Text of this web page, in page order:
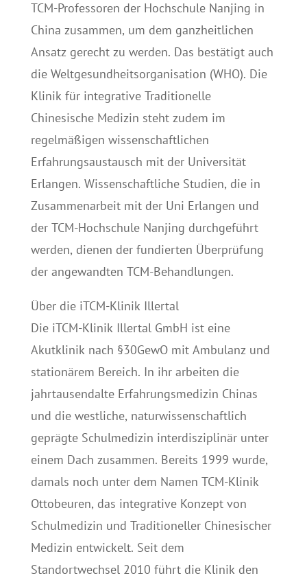
TCM-Professoren der Hochschule Nanjing in
China zusammen, um dem ganzheitlichen
Ansatz gerecht zu werden. Das bestätigt auch
die Weltgesundheitsorganisation (WHO). Die
Klinik für integrative Traditionelle
Chinesische Medizin steht zudem im
regelmäßigen wissenschaftlichen
Erfahrungsaustausch mit der Universität
Erlangen. Wissenschaftliche Studien, die in
Zusammenarbeit mit der Uni Erlangen und
der TCM-Hochschule Nanjing durchgeführt
werden, dienen der fundierten Überprüfung
der angewandten TCM-Behandlungen.
Über die iTCM-Klinik Illertal
Die iTCM-Klinik Illertal GmbH ist eine
Akutklinik nach §30GewO mit Ambulanz und
stationärem Bereich. In ihr arbeiten die
jahrtausendalte Erfahrungsmedizin Chinas
und die westliche, naturwissenschaftlich
geprägte Schulmedizin interdisziplinär unter
einem Dach zusammen. Bereits 1999 wurde,
damals noch unter dem Namen TCM-Klinik
Ottobeuren, das integrative Konzept von
Schulmedizin und Traditioneller Chinesischer
Medizin entwickelt. Seit dem
Standortwechsel 2010 führt die Klinik den